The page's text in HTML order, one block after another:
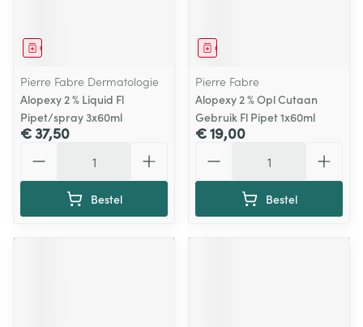
Geneesmiddel
Pierre Fabre Dermatologie
Alopexy 2 % Liquid Fl
Pipet/spray 3x60ml
€ 37,50
Bestel
Geneesmiddel
Pierre Fabre
Alopexy 2 % Opl Cutaan
Gebruik Fl Pipet 1x60ml
€ 19,00
Bestel